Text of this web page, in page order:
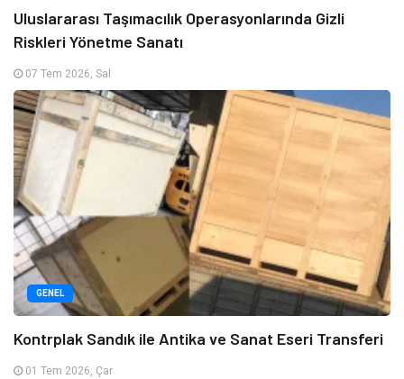
Uluslararası Taşımacılık Operasyonlarında Gizli
Riskleri Yönetme Sanatı
07 Tem 2026, Sal
GENEL
Kontrplak Sandık ile Antika ve Sanat Eseri Transferi
01 Tem 2026, Çar